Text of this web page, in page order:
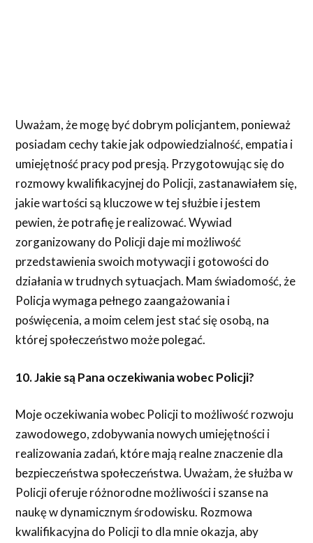
Uważam, że mogę być dobrym policjantem, ponieważ
posiadam cechy takie jak odpowiedzialność, empatia i
umiejętność pracy pod presją. Przygotowując się do
rozmowy kwalifikacyjnej do Policji, zastanawiałem się,
jakie wartości są kluczowe w tej służbie i jestem
pewien, że potrafię je realizować. Wywiad
zorganizowany do Policji daje mi możliwość
przedstawienia swoich motywacji i gotowości do
działania w trudnych sytuacjach. Mam świadomość, że
Policja wymaga pełnego zaangażowania i
poświęcenia, a moim celem jest stać się osobą, na
której społeczeństwo może polegać.
10. Jakie są Pana oczekiwania wobec Policji?
Moje oczekiwania wobec Policji to możliwość rozwoju
zawodowego, zdobywania nowych umiejętności i
realizowania zadań, które mają realne znaczenie dla
bezpieczeństwa społeczeństwa. Uważam, że służba w
Policji oferuje różnorodne możliwości i szanse na
naukę w dynamicznym środowisku. Rozmowa
kwalifikacyjna do Policji to dla mnie okazja, aby